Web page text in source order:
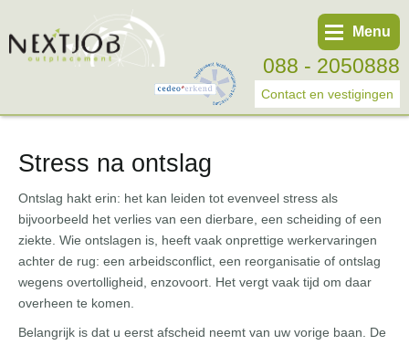
088 - 2050888
Contact en vestigingen
Menu
Werknemer
Werkgever
Over ons
Tweede spoortraject
Trainingen
Start eigen bedrijf
Stress na ontslag
Ontslag hakt erin: het kan leiden tot evenveel stress als
bijvoorbeeld het verlies van een dierbare, een scheiding of een
ziekte. Wie ontslagen is, heeft vaak onprettige werkervaringen
achter de rug: een arbeidsconflict, een re­organisatie of ontslag
wegens overtolligheid, enzovoort. Het vergt vaak tijd om daar
overheen te komen.
Belangrijk is dat u eerst afscheid neemt van uw vorige baan. De